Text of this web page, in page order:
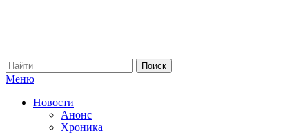
Меню
Новости
Анонс
Хроника